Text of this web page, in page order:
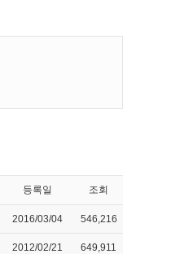
등록일 조회
2016/03/04 546,216
2012/02/21 649,911